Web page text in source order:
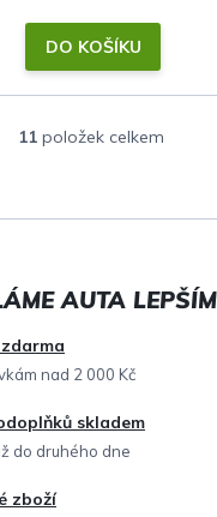
DO KOŠÍKU
O
l
a
í
p
r
11 položek celkem
nad 2 000 Kč
skladem
do druhého dne
zboží